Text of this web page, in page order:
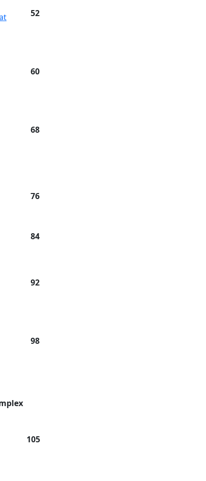
52
60
68
76
84
92
98
105